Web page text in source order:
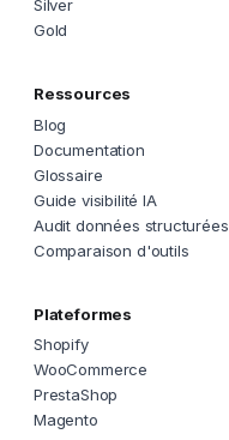
Silver
Gold
Ressources
Blog
Documentation
Glossaire
Guide visibilité IA
Audit données structurées
Comparaison d'outils
Plateformes
Shopify
WooCommerce
PrestaShop
Magento